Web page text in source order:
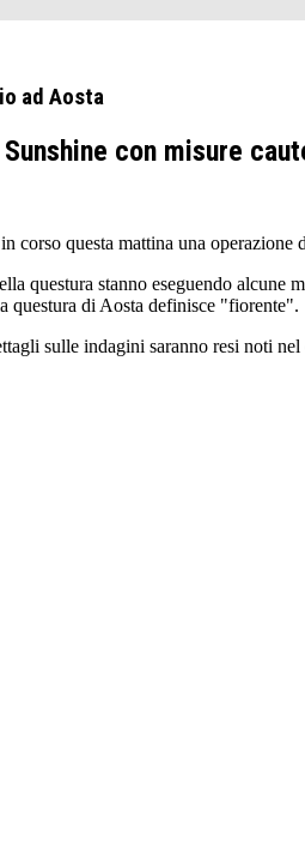
ad Aosta
con misure
corso questa mattina una operazione
questura stanno eseguendo alcune
questura di Aosta definisce "fiorente".
sulle indagini saranno resi noti